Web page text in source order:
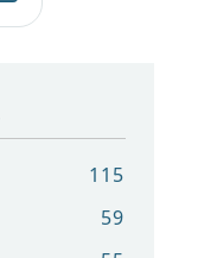
115
59